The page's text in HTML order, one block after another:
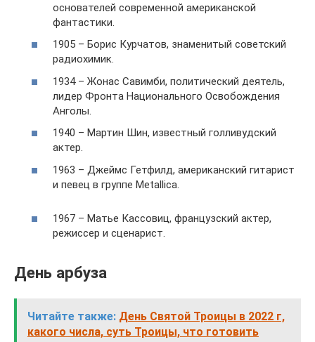
основателей современной американской
фантастики.
1905 – Борис Курчатов, знаменитый советский
радиохимик.
1934 – Жонас Савимби, политический деятель,
лидер Фронта Национального Освобождения
Анголы.
1940 – Мартин Шин, известный голливудский
актер.
1963 – Джеймс Гетфилд, американский гитарист
и певец в группе Metallica.
1967 – Матье Кассовиц, французский актер,
режиссер и сценарист.
День арбуза
Читайте также: День Святой Троицы в 2022 г,
какого числа, суть Троицы, что готовить